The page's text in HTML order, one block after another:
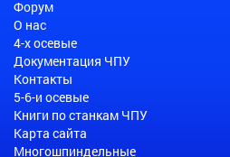
Форум
О нас
4-х осевые
Документация ЧПУ
Контакты
5-6-и осевые
Книги по станкам ЧПУ
Карта сайта
Многошпиндельные